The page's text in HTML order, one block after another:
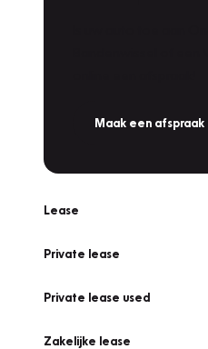
Maak een afspraak
Lease
Private lease
Private lease used
Zakelijke lease